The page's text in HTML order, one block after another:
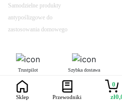
Samodzielne produkty
antypoślizgowe do
zastosowania domowego
Trustpilot Szybka dostawa
Sklep Przewodniki
0
zł